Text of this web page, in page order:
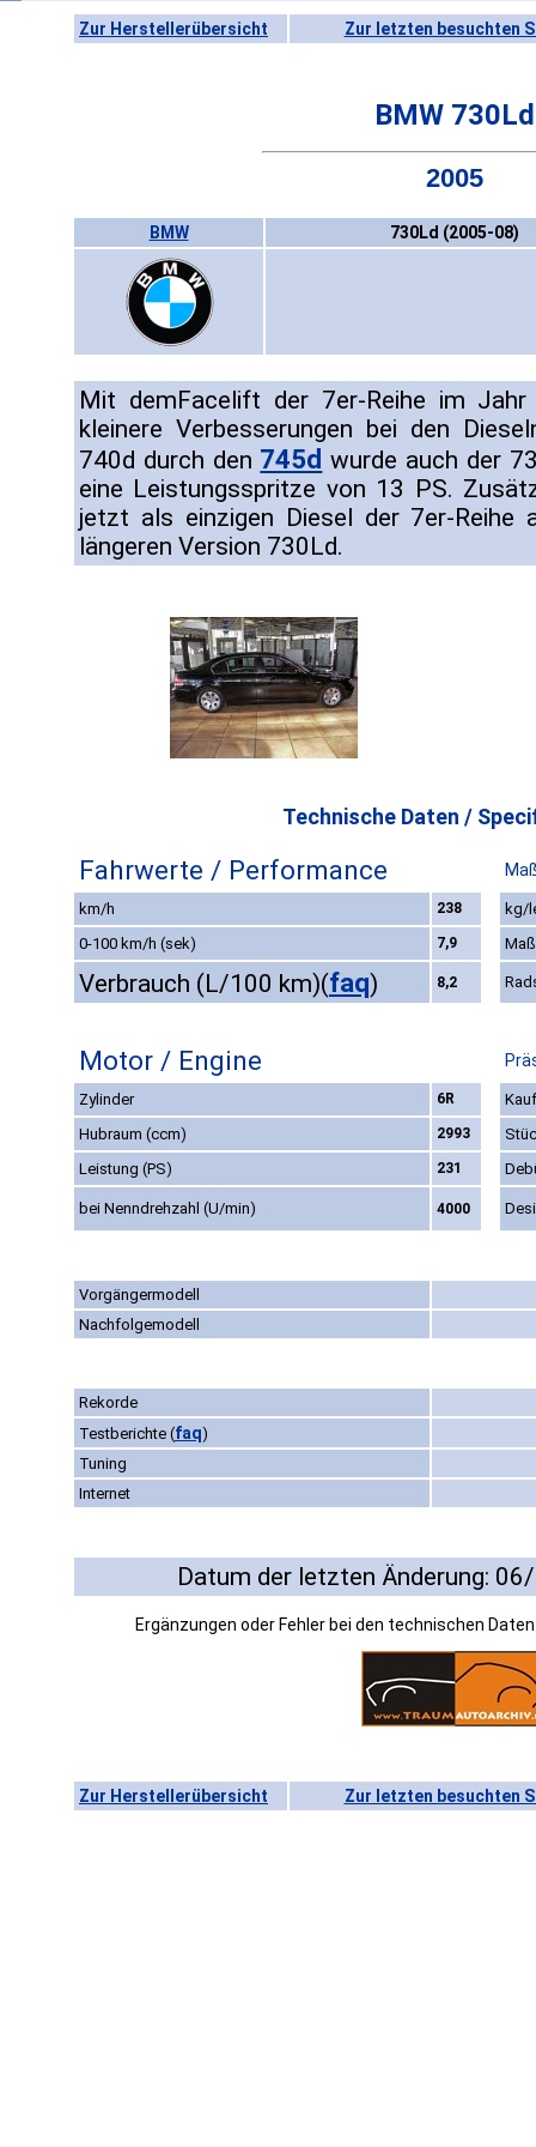
Zur Herstellerübersicht Zur letzten besuchten
BMW 730Ld
2005
BMW 730Ld (2005-08)
Mit demFacelift der 7er-Reihe im
kleinere Verbesserungen bei den
740d durch den 745d wurde auch der
eine Leistungsspritze von 13 PS.
jetzt als einzigen Diesel der 7er-Reihe
längeren Version 730Ld.
Technische Daten /
Fahrwerte / Performance
km/h 238
kg/
0-100 km/h (sek)
7,9
Verbrauch (L/100 km)(faq) 8,2
Motor / Engine
Zylinder 6R
Hubraum (ccm)
2993
Leistung (PS)
231
bei Nenndrehzahl (U/min) 4000
Vorgängermodell
Nachfolgemodell
Rekorde
Testberichte (faq)
Tuning
Internet
Datum der letzten Änderung:
Ergänzungen oder Fehler bei den technischen
Zur Herstellerübersicht Zur letzten besuchten